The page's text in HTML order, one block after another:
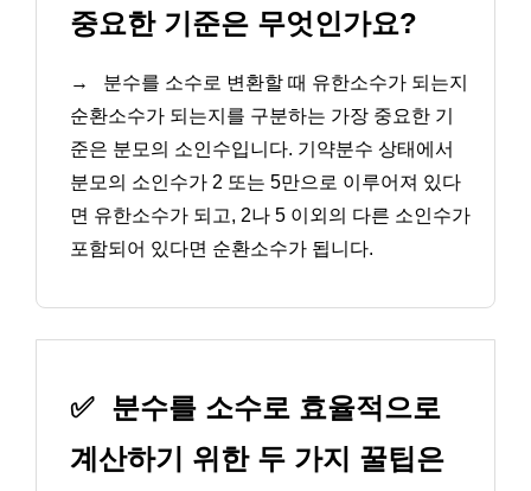
중요한 기준은 무엇인가요?
→
분수를 소수로 변환할 때 유한소수가 되는지
순환소수가 되는지를 구분하는 가장 중요한 기
준은 분모의 소인수입니다. 기약분수 상태에서
분모의 소인수가 2 또는 5만으로 이루어져 있다
면 유한소수가 되고, 2나 5 이외의 다른 소인수가
포함되어 있다면 순환소수가 됩니다.
✅ 분수를 소수로 효율적으로
계산하기 위한 두 가지 꿀팁은